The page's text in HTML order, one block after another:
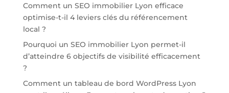
Comment un SEO immobilier Lyon efficace
optimise-t-il 4 leviers clés du référencement
local ?
Pourquoi un SEO immobilier Lyon permet-il
d’atteindre 6 objectifs de visibilité efficacement
?
Comment un tableau de bord WordPress Lyon